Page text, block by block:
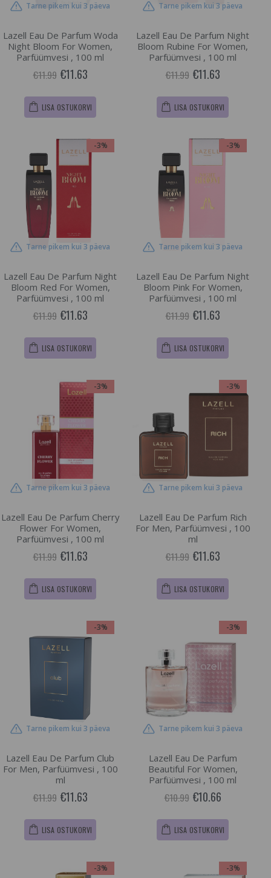
Tarne pikem kui 3 päeva
Lazell Eau De Parfum Woda
Night Bloom For Women,
Parfüümvesi , 100 ml
€11.99 €11.63
LISA OSTUKORVI
Tarne pikem kui 3 päeva
Lazell Eau De Parfum Night
Bloom Rubine For Women,
Parfüümvesi , 100 ml
€11.99 €11.63
LISA OSTUKORVI
-3%
Tarne pikem kui 3 päeva
Lazell Eau De Parfum Night
Bloom Red For Women,
Parfüümvesi , 100 ml
€11.99 €11.63
LISA OSTUKORVI
-3%
Tarne pikem kui 3 päeva
Lazell Eau De Parfum Night
Bloom Pink For Women,
Parfüümvesi , 100 ml
€11.99 €11.63
LISA OSTUKORVI
-3%
Tarne pikem kui 3 päeva
Lazell Eau De Parfum Cherry
Flower For Women,
Parfüümvesi , 100 ml
€11.99 €11.63
LISA OSTUKORVI
-3%
Tarne pikem kui 3 päeva
Lazell Eau De Parfum Rich
For Men, Parfüümvesi , 100
ml
€11.99 €11.63
LISA OSTUKORVI
-3%
Tarne pikem kui 3 päeva
Lazell Eau De Parfum Club
For Men, Parfüümvesi , 100
ml
€11.99 €11.63
LISA OSTUKORVI
-3%
Tarne pikem kui 3 päeva
Lazell Eau De Parfum
Beautiful For Women,
Parfüümvesi , 100 ml
€10.99 €10.66
LISA OSTUKORVI
-3% -3%